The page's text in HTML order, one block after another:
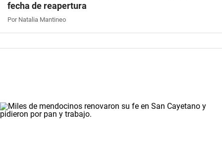
fecha de reapertura
Por Natalia Mantineo